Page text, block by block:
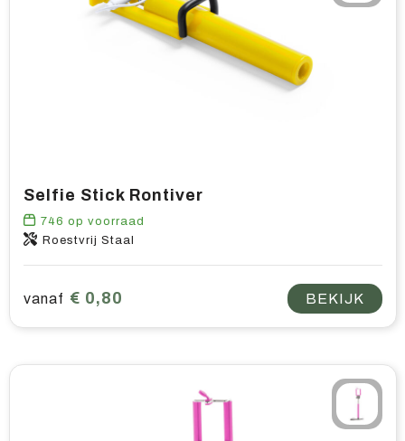
Selfie Stick Rontiver
746 op voorraad
Roestvrij Staal
vanaf € 0,80 BEKIJK